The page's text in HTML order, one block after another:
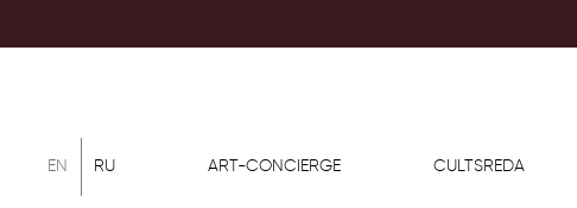
EN RU ART-CONCIERGE CULTSREDA